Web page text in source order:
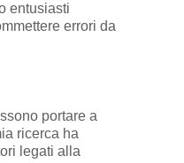
entusiasti
errori da
portare a
ricerca ha
legati alla